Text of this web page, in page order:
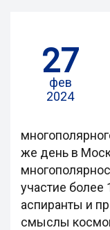
27
фев
2024
же день в
участие более
аспиранты и
смыслы